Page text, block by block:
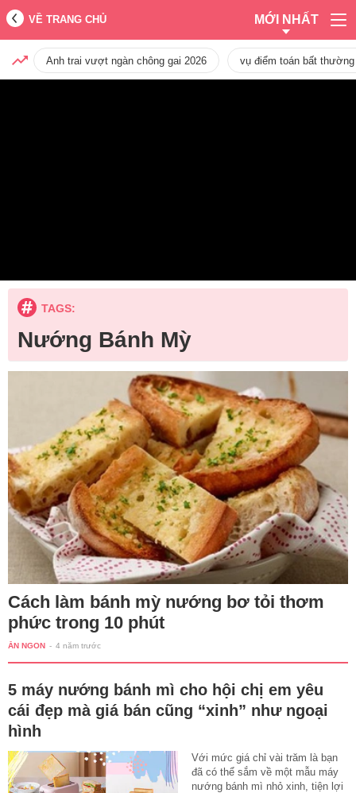
VỀ TRANG CHỦ MỚI NHẤT
Anh trai vượt ngàn chông gai 2026 vụ điểm toán bất
TAGS:
Nướng Bánh Mỳ
Cách làm bánh mỳ nướng bơ tỏi thơm
phức trong 10 phút
ĂN NGON - 4 năm trước
5 máy nướng bánh mì cho hội chị em yêu
cái đẹp mà giá bán cũng “xinh” như ngoại
hình
Với mức giá chỉ vài trăm là bạn
đã có thể sắm về một mẫu máy
nướng bánh mì nhỏ xinh, tiện lợi